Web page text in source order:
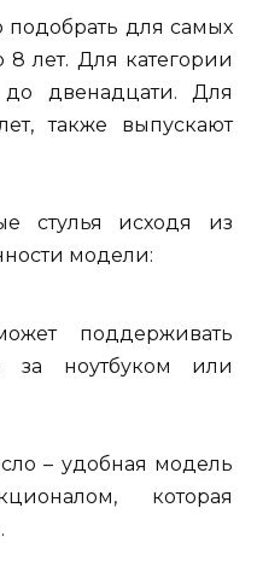
для самых
лет. Для категории
двенадцати. Для
также выпускают
стулья исходя из
модели:
поддерживать
за ноутбуком или
– удобная модель
которая